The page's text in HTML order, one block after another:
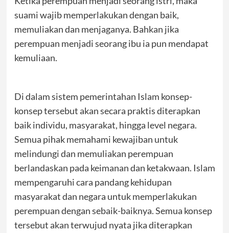
suami wajib memperlakukan dengan baik,
memuliakan dan menjaganya. Bahkan jika
perempuan menjadi seorang ibu ia pun mendapat
kemuliaan.
Di dalam sistem pemerintahan Islam konsep-
konsep tersebut akan secara praktis diterapkan
baik individu, masyarakat, hingga level negara.
Semua pihak memahami kewajiban untuk
melindungi dan memuliakan perempuan
berlandaskan pada keimanan dan ketakwaan. Islam
mempengaruhi cara pandang kehidupan
masyarakat dan negara untuk memperlakukan
perempuan dengan sebaik-baiknya. Semua konsep
tersebut akan terwujud nyata jika diterapkan